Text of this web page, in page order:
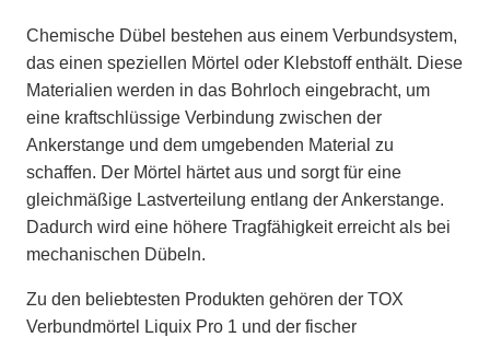
Chemische Dübel bestehen aus einem Verbundsystem,
das einen speziellen Mörtel oder Klebstoff enthält. Diese
Materialien werden in das Bohrloch eingebracht, um
eine kraftschlüssige Verbindung zwischen der
Ankerstange und dem umgebenden Material zu
schaffen. Der Mörtel härtet aus und sorgt für eine
gleichmäßige Lastverteilung entlang der Ankerstange.
Dadurch wird eine höhere Tragfähigkeit erreicht als bei
mechanischen Dübeln.
Zu den beliebtesten Produkten gehören der TOX
Verbundmörtel Liquix Pro 1 und der fischer